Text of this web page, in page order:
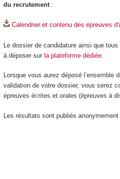
du recrutement:
Calendrier et contenu des épreuves
Le dossier de candidature ainsi que
à déposer sur la plateforme dédiée.
Lorsque vous aurez déposé l’ensemble
validation de votre dossier, vous serez
épreuves écrites et orales (épreuves à
Les résultats sont publiés